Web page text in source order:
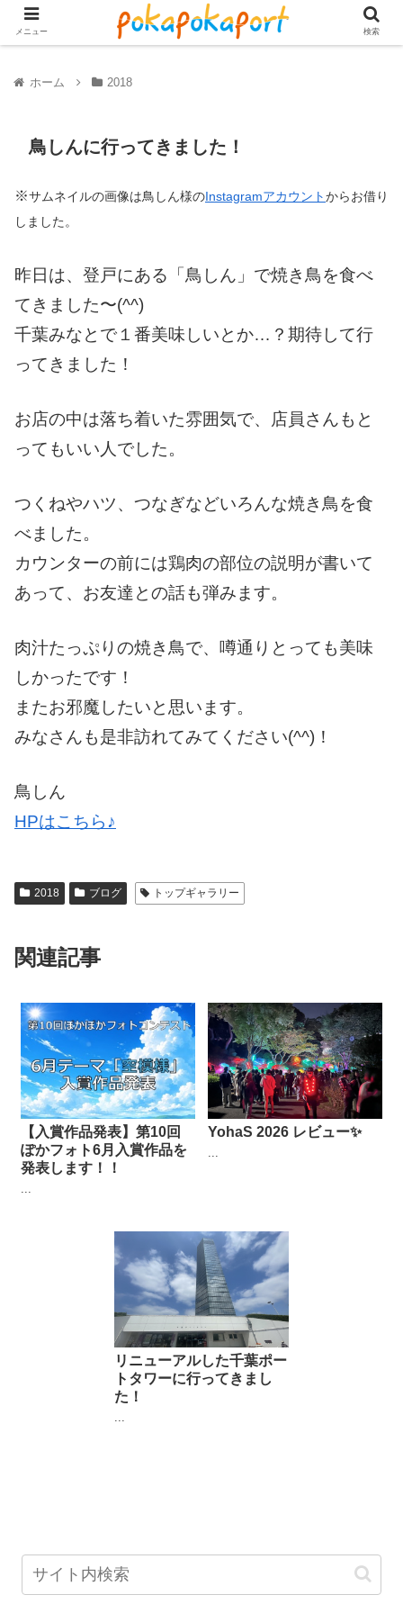
ホーム 2018
鳥しんに行ってきました！
※サムネイルの画像は鳥しん様のInstagramアカウントからお借り
しました。
昨日は、登戸にある「鳥しん」で焼き鳥を食べ
てきました〜(^^)
千葉みなとで１番美味しいとか…？期待して行
ってきました！
お店の中は落ち着いた雰囲気で、店員さんもと
ってもいい人でした。
つくねやハツ、つなぎなどいろんな焼き鳥を食
べました。
カウンターの前には鶏肉の部位の説明が書いて
あって、お友達との話も弾みます。
肉汁たっぷりの焼き鳥で、噂通りとっても美味
しかったです！
またお邪魔したいと思います。
みなさんも是非訪れてみてください(^^)！
鳥しん
HPはこちら♪
2018 ブログ トップギャラリー
関連記事
【入賞作品発表】第10回
ぽかフォト6月入賞作品を
発表します！！
YohaS 2026 レビュー✨
リニューアルした千葉ポー
トタワーに行ってきまし
た！
...
メニュー 検索